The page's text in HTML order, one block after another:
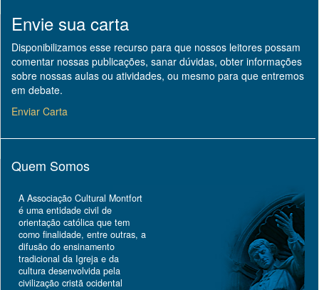
Envie sua carta
Disponibilizamos esse recurso para que nossos leitores possam
comentar nossas publicações, sanar dúvidas, obter informações
sobre nossas aulas ou atividades, ou mesmo para que entremos
em debate.
Enviar Carta
Quem Somos
A Associação Cultural Montfort
é uma entidade civil de
orientação católica que tem
como finalidade, entre outras, a
difusão do ensinamento
tradicional da Igreja e da
cultura desenvolvida pela
civilização cristã ocidental